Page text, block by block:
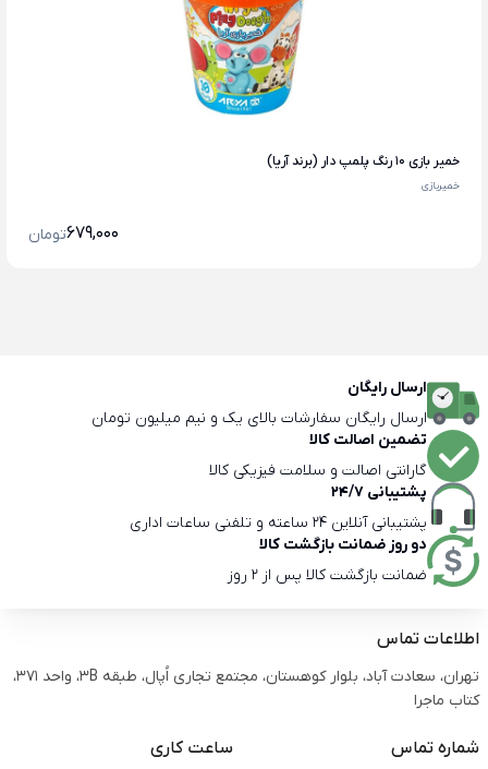
خمیر بازی ۱۰ رنگ پلمپ دار (برند آریا)
خمیربازی
679,000تومان
ارسال رایگان
ارسال رایگان سفارشات بالای یک و نیم میلیون تومان
تضمین اصالت کالا
گارانتی اصالت و سلامت فیزیکی کالا
پشتیبانی 24/7
پشتیبانی آنلاین 24 ساعته و تلفنی ساعات اداری
دو روز ضمانت بازگشت کالا
ضمانت بازگشت کالا پس از 2 روز
اطلاعات تماس
تهران، سعادت آباد، بلوار کوهستان، مجتمع تجاری اُپال، طبقه 3B، واحد 371،
کتاب ماجرا
شماره تماس ساعت کاری